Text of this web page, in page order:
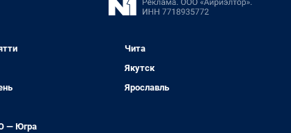
— Югра
Чита
Якутск
Ярославль